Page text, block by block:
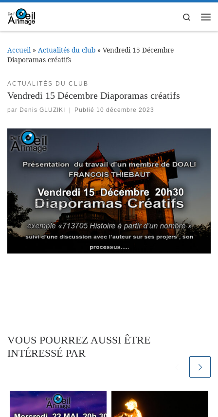
Passer au contenu
Search
Accueil » Actualités du club » Vendredi 15 Décembre
Diaporamas créatifs
ACTUALITÉS DU CLUB
Vendredi 15 Décembre Diaporamas créatifs
par Denis GLUZIKI Publié 10 décembre 2023
VOUS POURREZ AUSSI ÊTRE
INTÉRESSÉ PAR